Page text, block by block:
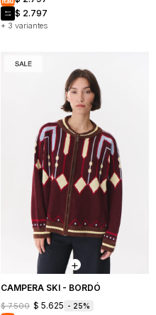
+ 3 variantes
$ 2.797
CAMPERA SKI - BORDÓ
$ 7.500 $ 5.625 25